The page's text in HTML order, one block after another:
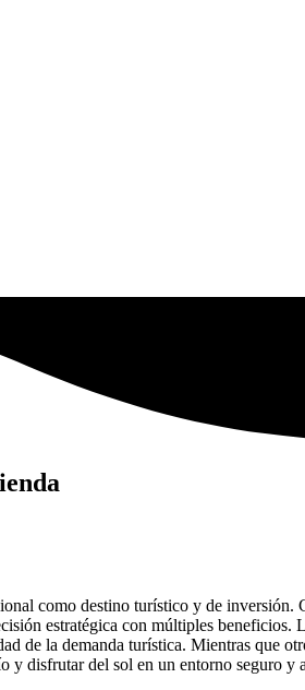
como destino turístico y de inversión.
estratégica con múltiples beneficios.
de la demanda turística. Mientras que
y disfrutar del sol en un entorno seguro y